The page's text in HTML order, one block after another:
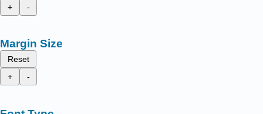
+
-
Margin Size
Reset
+
-